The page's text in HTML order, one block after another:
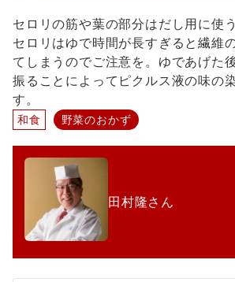
セロリの筋や葉の部分はだし用に使
セロリはゆで時間が長すぎると繊維
てしまうのでご注意を。ゆであげた
振ることによってピクルス液の味の
す。
和食 野菜のおかず
田村隆さん